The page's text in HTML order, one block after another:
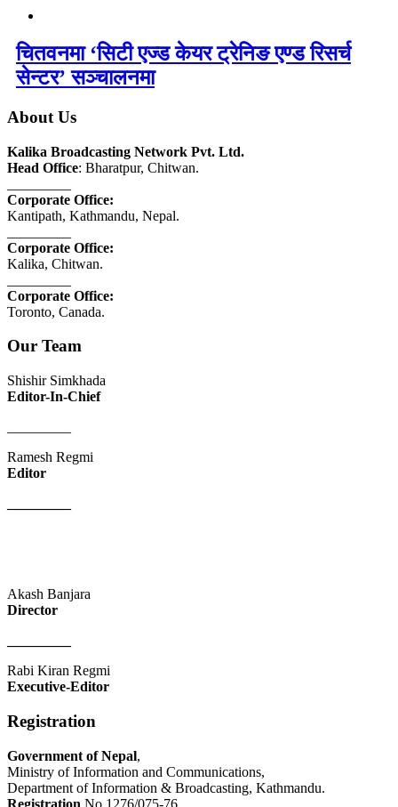
चितवनमा ‘सिटी एज्ड केयर ट्रेनिङ एण्ड रिसर्च
सेन्टर’ सञ्चालनमा
About Us
Kalika Broadcasting Network Pvt. Ltd.
Head Office: Bharatpur, Chitwan.
Corporate Office:
Kantipath, Kathmandu, Nepal.
Corporate Office:
Kalika, Chitwan.
Corporate Office:
Toronto, Canada.
Our Team
Shishir Simkhada
Editor-In-Chief
Ramesh Regmi
Editor
Akash Banjara
Director
Rabi Kiran Regmi
Executive-Editor
Registration
Government of Nepal,
Ministry of Information and Communications,
Department of Information & Broadcasting, Kathmandu.
Registration No.1276/075-76